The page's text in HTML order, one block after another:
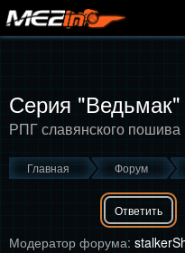
Серия "Ведьмак"
РПГ славянского пошива
Главная Форум
Ответить
Модератор форума: